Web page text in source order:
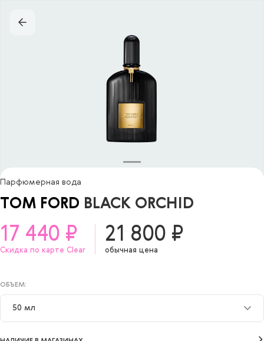
Парфюмерная вода
TOM FORD BLACK ORCHID
ОБЪЕМ:
50 мл
50 мл
17 440 ₽
Скидка по карте Clear
21 800 ₽
обычная цена